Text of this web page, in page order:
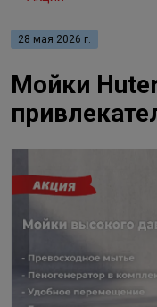
28 мая 2026 г.
Мойки